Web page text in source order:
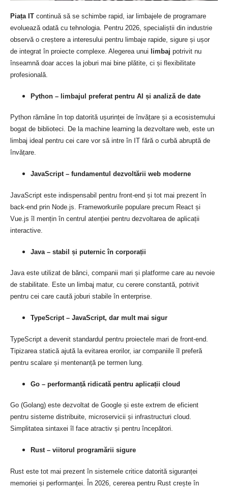
Piața IT continuă să se schimbe rapid, iar limbajele de programare
evoluează odată cu tehnologia. Pentru 2026, specialiștii din industrie
observă o creștere a interesului pentru limbaje rapide, sigure și ușor
de integrat în proiecte complexe. Alegerea unui
limbaj potrivit nu
înseamnă doar acces la joburi mai bine plătite, ci și flexibilitate
profesională.
Python – limbajul preferat pentru AI și analiză de date
Python rămâne în top datorită ușurinței de învățare și a ecosistemului
bogat de biblioteci. De la machine learning la dezvoltare web, este un
limbaj ideal pentru cei care vor să intre în IT fără o curbă abruptă de
învățare.
JavaScript – fundamentul dezvoltării web moderne
JavaScript este indispensabil pentru front-end și tot mai prezent în
back-end prin Node.js. Frameworkurile populare precum React și
Vue.js îl mențin în centrul atenției pentru dezvoltarea de aplicații
interactive.
Java – stabil și puternic în corporații
Java este utilizat de bănci, companii mari și platforme care au nevoie
de stabilitate. Este un limbaj matur, cu cerere constantă, potrivit
pentru cei care caută joburi stabile în enterprise.
TypeScript – JavaScript, dar mult mai sigur
TypeScript a devenit standardul pentru proiectele mari de front-end.
Tipizarea statică ajută la evitarea erorilor, iar companiile îl preferă
pentru scalare și mentenanță pe termen lung.
Go – performanță ridicată pentru aplicații cloud
Go (Golang) este dezvoltat de Google și este extrem de eficient
pentru sisteme distribuite, microservicii și infrastructuri cloud.
Simplitatea sintaxei îl face atractiv și pentru începători.
Rust – viitorul programării sigure
Rust este tot mai prezent în sistemele critice datorită siguranței
memoriei și performanței. În 2026, cererea pentru Rust crește în